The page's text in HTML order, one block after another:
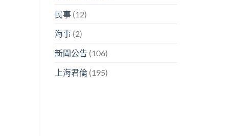
民事 (12)
海事 (2)
新聞公告 (106)
上海君倫 (195)